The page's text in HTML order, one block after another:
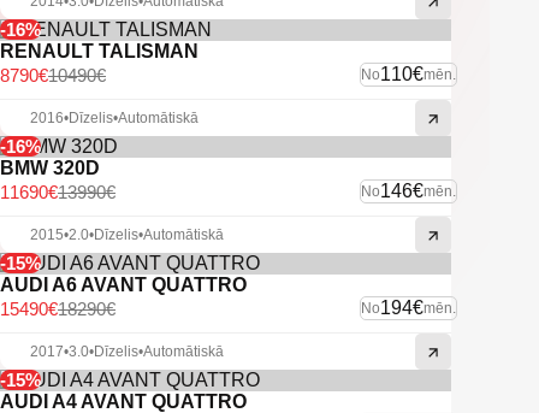
-16%
RENAULT TALISMAN
No110€mēn.
10490€
8790€
2016•Dīzelis•Automātiskā
-16%
BMW 320D
No146€mēn.
13990€
11690€
2015•2.0•Dīzelis•Automātiskā
-15%
AUDI A6 AVANT QUATTRO
No194€mēn.
18290€
15490€
2017•3.0•Dīzelis•Automātiskā
-15%
AUDI A4 AVANT QUATTRO